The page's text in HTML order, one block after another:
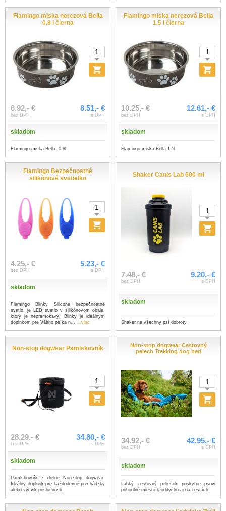
Flamingo miska nerezová Bella
0,8 l čierna
6.92,- €
bez DPH
8.51,- €
s DPH
skladom
Flamingo miska Bella, 0,8l
Flamingo miska nerezová Bella
1,5 l čierna
10.25,- €
bez DPH
12.61,- €
s DPH
skladom
Flamingo miska Bella 1,5l
Flamingo Bezpečnostné
silikónové svetielko
4.25,- €
bez DPH
5.23,- €
s DPH
skladom
Flamingo Blinky Silicone bezpečnostné
svetlo, je LED svetlo v silikónovom obale,
ktorý je nepremokavý. Blinky je ideálnym
doplnkom pre Vášho psíka n... ...viac
Shaker Canis Lab 600 ml
7.48,- €
bez DPH
9.20,- €
s DPH
skladom
Shaker na všechny psí dobroty
Non-stop dogwear Pamlskovník
28.29,- €
bez DPH
34.80,- €
s DPH
skladom
Pamlskovník z dielne Non-stop dogwear.
Ideálny doplnok pre každodenné prechádzky
alebo výcvik poslušnosti.
Non-stop dogwear Cestovný
pelech Trekking dog bed
34.92,- €
bez DPH
42.95,- €
s DPH
skladom
Ľahký cestovný peliešok poskytne psovi
pohodlné miesto k oddychu aj na cestách.